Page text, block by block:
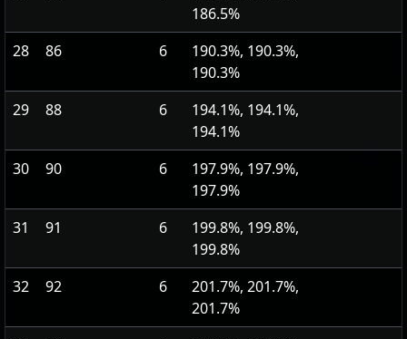
186.5%
28
86 6
190.3%, 190.3%,
190.3%
29
88 6
194.1%, 194.1%,
194.1%
30
90 6
197.9%, 197.9%,
197.9%
31
91 6
199.8%, 199.8%,
199.8%
32
92 6
201.7%, 201.7%,
201.7%